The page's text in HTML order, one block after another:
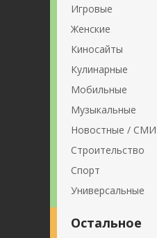
Игровые
Женские
Киносайты
Кулинарные
Мобильные
Музыкальные
Новостные / СМИ
Строительство
Спорт
Универсальные
Остальное